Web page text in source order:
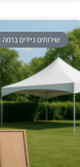
שירותים ניידים ברמה